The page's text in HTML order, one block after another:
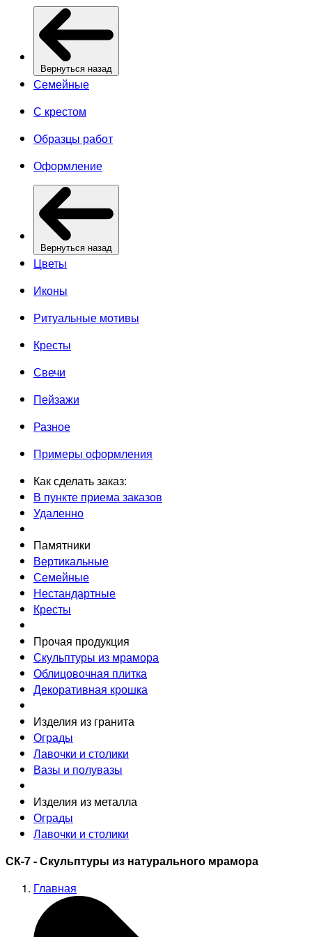
Вернуться назад
Семейные
С крестом
Образцы работ
Оформление
Вернуться назад
Цветы
Иконы
Ритуальные мотивы
Кресты
Свечи
Пейзажи
Разное
Примеры оформления
Как сделать заказ:
В пункте приема заказов
Удаленно
Памятники
Вертикальные
Семейные
Нестандартные
Кресты
Прочая продукция
Скульптуры из мрамора
Облицовочная плитка
Декоративная крошка
Изделия из гранита
Ограды
Лавочки и столики
Вазы и полувазы
Изделия из металла
Ограды
Лавочки и столики
СК-7 - Скульптуры из натурального мрамора
Главная